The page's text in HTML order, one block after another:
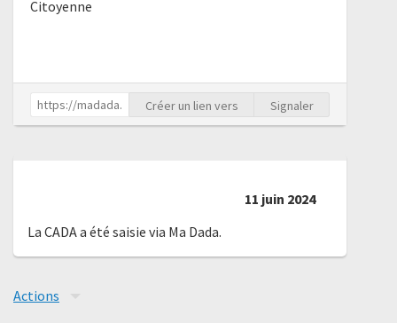
Citoyenne
Créer un lien vers Signaler
11 juin 2024
La CADA a été saisie via Ma Dada.
Actions